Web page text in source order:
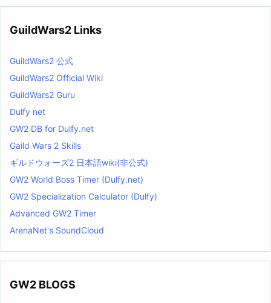
GuildWars2 Links
GuildWars2 公式
GuildWars2 Official Wiki
GuildWars2 Guru
Dulfy net
GW2 DB for Dulfy.net
Gaild Wars 2 Skills
ギルドウォーズ2 日本語wiki(非公式)
GW2 World Boss Timer (Dulfy.net)
GW2 Specialization Calculator (Dulfy)
Advanced GW2 Timer
ArenaNet's SoundCloud
GW2 BLOGS